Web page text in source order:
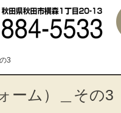
3
ーム）＿その3